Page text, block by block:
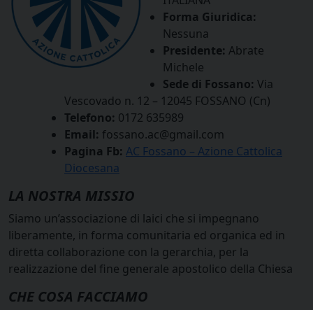
Forma Giuridica:
Nessuna
Presidente: Abrate
Michele
Sede di Fossano: Via
Vescovado n. 12 – 12045 FOSSANO (Cn)
Telefono: 0172 635989
Email: fossano.ac@gmail.com
Pagina Fb: AC Fossano – Azione Cattolica
Diocesana
LA NOSTRA MISSIO
Siamo un’associazione di laici che si impegnano
liberamente, in forma comunitaria ed organica ed in
diretta collaborazione con la gerarchia, per la
realizzazione del fine generale apostolico della Chiesa
CHE COSA FACCIAMO